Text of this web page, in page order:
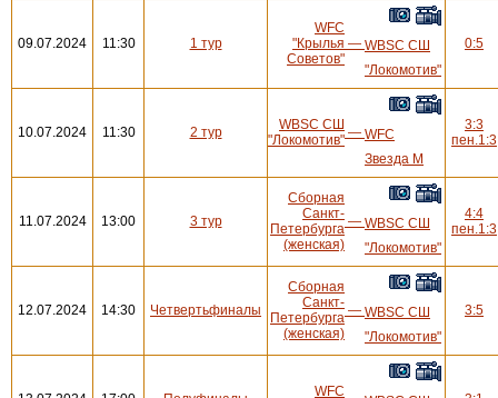
09.07.2024 11:30 1 тур
WFC
"Крылья
Советов"
— WBSC СШ
"Локомотив"
0:5
10.07.2024 11:30 2 тур
WBSC СШ
"Локомотив" — WFC
Звезда М
3:3
пен.1:3
11.07.2024 13:00 3 тур
Сборная
Санкт-
Петербурга
(женская)
— WBSC СШ
"Локомотив"
4:4
пен.1:3
12.07.2024 14:30 Четвертьфиналы
Сборная
Санкт-
Петербурга
(женская)
— WBSC СШ
"Локомотив"
3:5
WFC